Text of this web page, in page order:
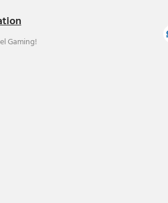
Gaming!